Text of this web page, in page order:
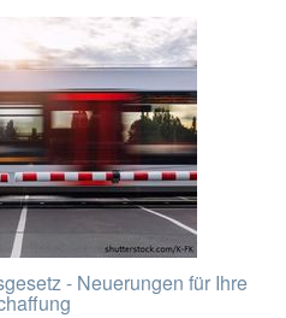
- Neuerungen für Ihre